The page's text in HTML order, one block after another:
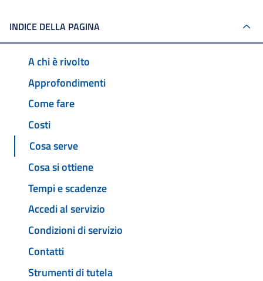
INDICE DELLA PAGINA
A chi è rivolto
Approfondimenti
Come fare
Costi
Cosa serve
Cosa si ottiene
Tempi e scadenze
Accedi al servizio
Condizioni di servizio
Contatti
Strumenti di tutela